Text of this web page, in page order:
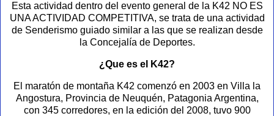
Esta actividad dentro del evento general de la K42 NO ES
UNA ACTIVIDAD COMPETITIVA, se trata de una actividad
de Senderismo guiado similar a las que se realizan desde
la Concejalía de Deportes.
¿Que es el K42?
El maratón de montaña K42 comenzó en 2003 en Villa la
Angostura, Provincia de Neuquén, Patagonia Argentina,
con 345 corredores, en la edición del 2008, tuvo 900